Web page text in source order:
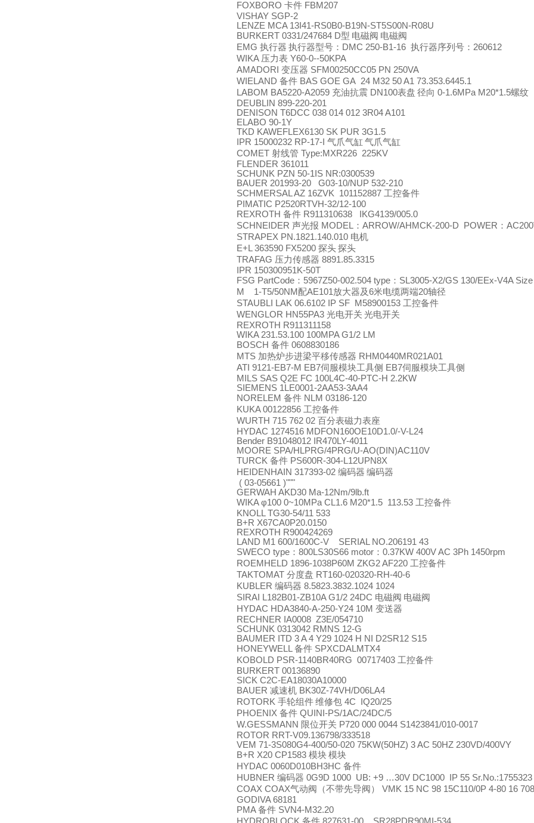
FOXBORO 卡件 FBM207
VISHAY SGP-2
LENZE MCA 13I41-RS0B0-B19N-ST5S00N-R08U
BURKERT 0331/247684 D型 电磁阀 电磁阀
EMG 执行器 执行器型号： DMC 250-B1-16 执行器序列号： 260612
WIKA 压力表 Y60-0--50KPA
AMADORI 变压器 SFM00250CC05 PN 250VA
WIELAND 备件 BAS GOE GA 24 M32 50 A1 73.353.6445.1
LABOM BA5220-A2059 充油抗震 DN100表盘 径向 0-1.6MPa M20*1.5螺纹
DEUBLIN 899-220-201
DENISON T6DCC 038 014 012 3R04 A101
ELABO 90-1Y
TKD KAWEFLEX6130 SK PUR 3G1.5
IPR 15000232 RP-17-I 气爪气缸 气爪气缸
COMET 射线管 Type:MXR226 225KV
FLENDER 361011
SCHUNK PZN 50-1IS NR:0300539
BAUER 201993-20 G03-10/NUP 532-210
SCHMERSAL AZ 16ZVK 101152887 工控备件
PIMATIC P2520RTVH-32/12-100
REXROTH 备件 R911310638 IKG4139/005.0
SCHNEIDER 声光报 MODEL ： ARROW/AHMCK-200-D POWER ：
STRAPEX PN.1821.140.010 电机
E+L 363590 FX5200 探头探头
TRAFAG 压力传感器 8891.85.3315
IPR 150300951K-50T
FSG PartCode ： 5967Z50-002.504 type ： SL3005-X2/GS 130/EEx-V4A Size
M 1-T5/50NM 配AE101 放大器及6米电缆两端20轴径
STAUBLI LAK 06.6102 IP SF M58900153 工控备件
WENGLOR HN55PA3 光电开关 光电开关
REXROTH R911311158
WIKA 231.53.100 100MPA G1/2 LM
BOSCH 备件 0608830186
MTS 加热炉步进梁平移传感器 RHM0440MR021A01
ATI 9121-EB7-M EB7伺服模块工具侧 EB7伺服模块工具侧
MILS SAS Q2E FC 100L4C-40-PTC-H 2.2KW
SIEMENS 1LE0001-2AA53-3AA4
NORELEM 备件 NLM 03186-120
KUKA 00122856 工控备件
WURTH 715 762 02 百分表磁力表座
HYDAC 1274516 MDFON160OE10D1.0/-V-L24
Bender B91048012 IR470LY-4011
MOORE SPA/HLPRG/4PRG/U-AO(DIN)AC110V
TURCK 备件 PS600R-304-L12UPN8X
HEIDENHAIN 317393-02 编码器 编码器
( 03-05661 )"""
GERWAH AKD30 Ma-12Nm/9lb.ft
WIKA φ100 0~10MPa CL1.6 M20*1.5 113.53 工控备件
KNOLL TG30-54/11 533
B+R X67CA0P20.0150
REXROTH R900424269
LAND M1 600/1600C-V SERIAL NO.206191 43
SWECO type ： 800LS30S66 motor ： 0.37KW 400V AC 3Ph 1450rpm
ROEMHELD 1896-1038P60M ZKG2 AF220 工控备件
TAKTOMAT 分度盘 RT160-020320-RH-40-6
KUBLER 编码器 8.5823.3832.1024 1024
SIRAI L182B01-ZB10A G1/2 24DC 电磁阀 电磁阀
HYDAC HDA3840-A-250-Y24 10M 变送器
RECHNER IA0008 Z3E/054710
SCHUNK 0313042 RMNS 12-G
BAUMER ITD 3 A 4 Y29 1024 H NI D2SR12 S15
HONEYWELL 备件 SPXCDALMTX4
KOBOLD PSR-1140BR40RG 00717403 工控备件
BURKERT 00136890
SICK C2C-EA18030A10000
BAUER 减速机 BK30Z-74VH/D06LA4
ROTORK 手轮组件维修包 4C IQ20/25
PHOENIX 备件 QUINI-PS/1AC/24DC/5
W.GESSMANN 限位开关 P720 000 0044 S1423841/010-0017
ROTOR RRT-V09.136798/333518
VEM 71-3S080G4-400/50-020 75KW(50HZ) 3 AC 50HZ 230VD/400VY
B+R X20 CP1583 模块模块
HYDAC 0060D010BH3HC 备件
HUBNER 编码器 0G9D 1000 UB: +9 …30V DC1000 IP 55 Sr.No.:1755323
COAX COAX气动阀（不带先导阀）
VMK 15 NC 98 15C110/0P 4-80 16
GODIVA 68181
PMA备件 SVN4-M32.20